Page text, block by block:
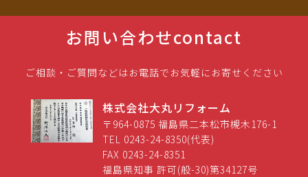
お問い合わせcontact
ご相談・ご質問などはお電話でお気軽にお寄せください
株式会社大丸リフォーム
〒964-0875 福島県二本松市槻木176-1
TEL 0243-24-8350(代表)
FAX 0243-24-8351
福島県知事 許可(般-30)第34127号